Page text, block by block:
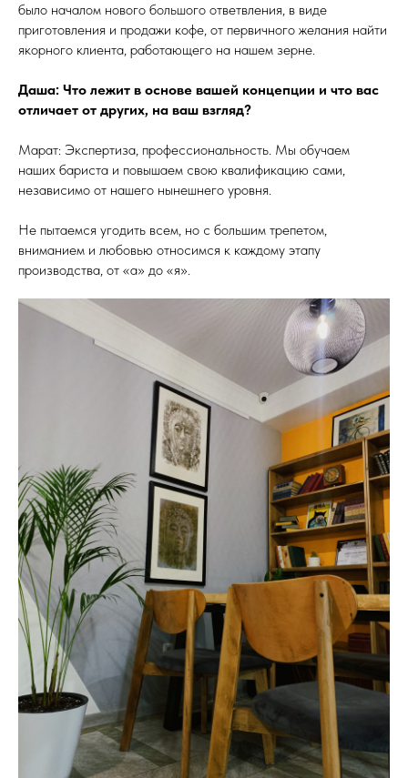
было началом нового большого ответвления, в виде
приготовления и продажи кофе, от первичного желания найти
якорного клиента, работающего на нашем зерне.
Даша: Что лежит в основе вашей концепции и что вас
отличает от других, на ваш взгляд?
Марат: Экспертиза, профессиональность. Мы обучаем
наших бариста и повышаем свою квалификацию сами,
независимо от нашего нынешнего уровня.
Не пытаемся угодить всем, но с большим трепетом,
вниманием и любовью относимся к каждому этапу
производства, от «а» до «я».